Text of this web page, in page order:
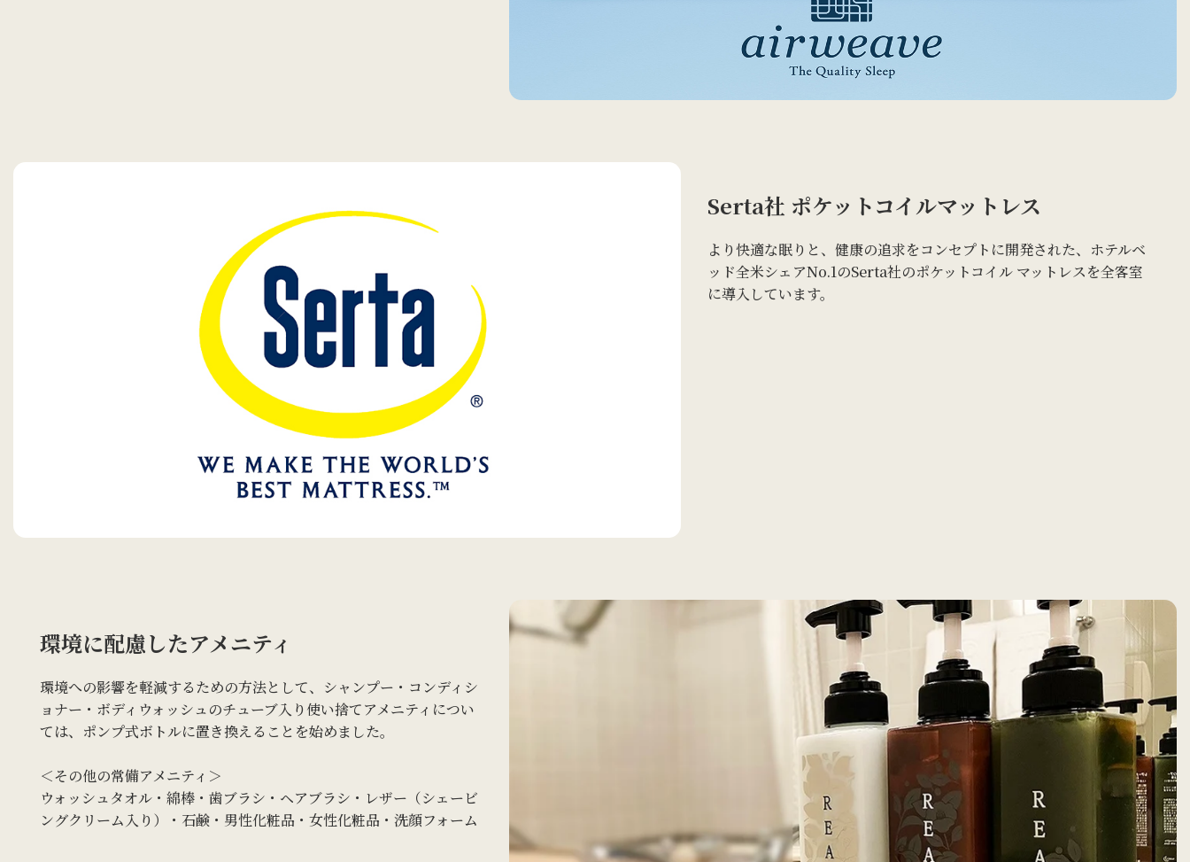
Serta社 ポケットコイルマットレス
より快適な眠りと、健康の追求をコンセプトに開発された、ホテルベ
ッド全米シェアNo.1のSerta社のポケットコイル マットレスを全客室
に導入しています。
環境に配慮したアメニティ
環境への影響を軽減するための方法として、シャンプー・コンディシ
ョナー・ボディウォッシュのチューブ入り使い捨てアメニティについ
ては、ポンプ式ボトルに置き換えることを始めました。
＜その他の常備アメニティ＞
ウォッシュタオル・綿棒・歯ブラシ・ヘアブラシ・レザー（シェービ
ングクリーム入り）・石鹸・男性化粧品・女性化粧品・洗顔フォーム